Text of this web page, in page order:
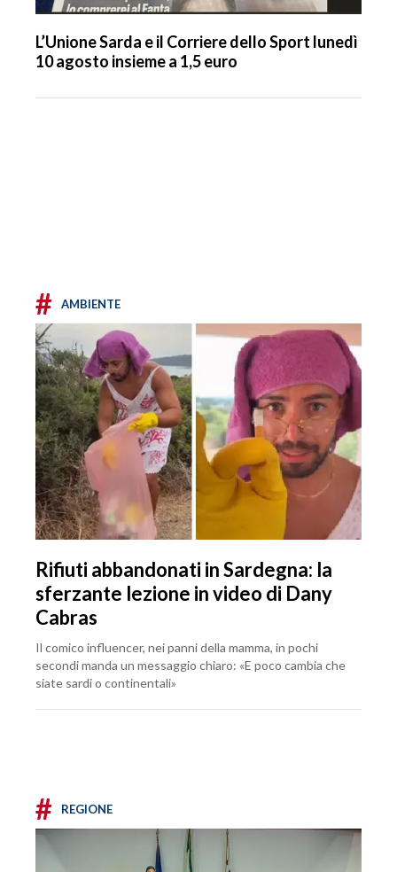
L’Unione Sarda e il Corriere dello Sport lunedì
10 agosto insieme a 1,5 euro
# AMBIENTE
Rifiuti abbandonati in Sardegna: la
sferzante lezione in video di Dany
Cabras
Il comico influencer, nei panni della mamma, in pochi
secondi manda un messaggio chiaro: «E poco cambia che
siate sardi o continentali»
# REGIONE